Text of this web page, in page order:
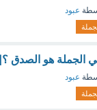
عبود
الجملة هو الصدق
عبود